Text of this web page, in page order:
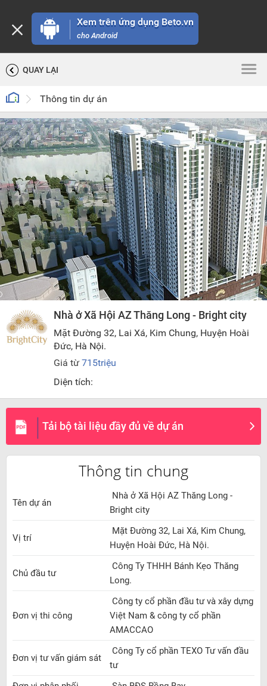
Xem trên ứng dụng Beto.vn
cho Android
QUAY LẠI
Thông tin dự án
Nhà ở Xã Hội AZ Thăng Long - Bright city
Mặt Đường 32, Lai Xá, Kim Chung, Huyện Hoài
Đức, Hà Nội.
Giá từ 715triệu
Diện tích:
Tải bộ tài liệu đầy đủ về dự án
Thông tin chung
Tên dự án
Nhà ở Xã Hội AZ Thăng Long -
Bright city
Vị trí
Mặt Đường 32, Lai Xá, Kim Chung,
Huyện Hoài Đức, Hà Nội.
Chủ đầu tư
Công Ty THHH Bánh Kẹo Thăng
Long.
Đơn vị thi công
Công ty cổ phần đầu tư và xây dựng
Việt Nam & công ty cổ phần
AMACCAO
Đơn vị tư vấn giám sát
Công Ty cổ phần TEXO Tư vấn đầu
tư